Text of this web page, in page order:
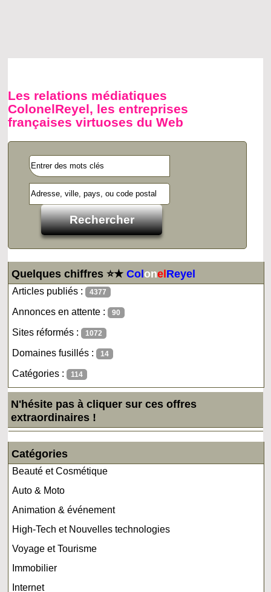
Les relations médiatiques
ColonelReyel, les entreprises
françaises virtuoses du Web
Quelques chiffres ⭐★ColonelReyel
Articles publiés : 4377
Annonces en attente : 90
Sites réformés : 1072
Domaines fusillés : 14
Catégories : 114
N'hésite pas à cliquer sur ces offres
extraordinaires !
Catégories
Beauté et Cosmétique
Auto & Moto
Animation & événement
High-Tech et Nouvelles technologies
Voyage et Tourisme
Immobilier
Internet